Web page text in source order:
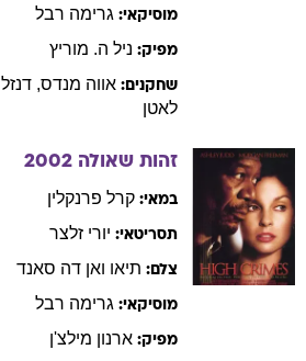
מוסיקאי: גרימה רבל
מפיק: ניל ה. מוריץ
שחקנים: אווה מנדס, דנזל
לאטן
זהות שאולה 2002
במאי: קרל פרנקלין
תסריטאי: יורי זלצר
צלם: תיאו ואן דה סאנד
מוסיקאי: גרימה רבל
מפיק: ארנון מילצ'ן